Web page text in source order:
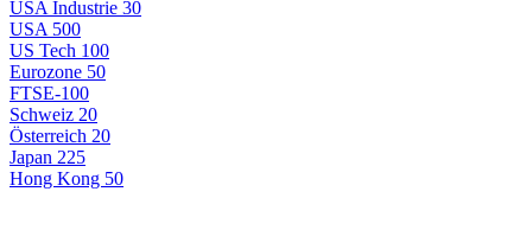
USA Industrie 30
USA 500
US Tech 100
Eurozone 50
FTSE-100
Schweiz 20
Österreich 20
Japan 225
Hong Kong 50